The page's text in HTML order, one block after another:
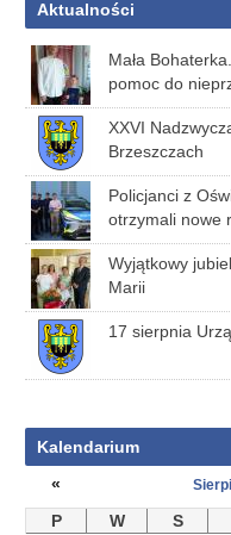
Aktualności
Mała
pomoc do
XXVI
Brzeszczach
Policjanci z
otrzymali nowe
Wyjątkowy
Marii
17 sierpnia
Kalendarium
«
P
W S